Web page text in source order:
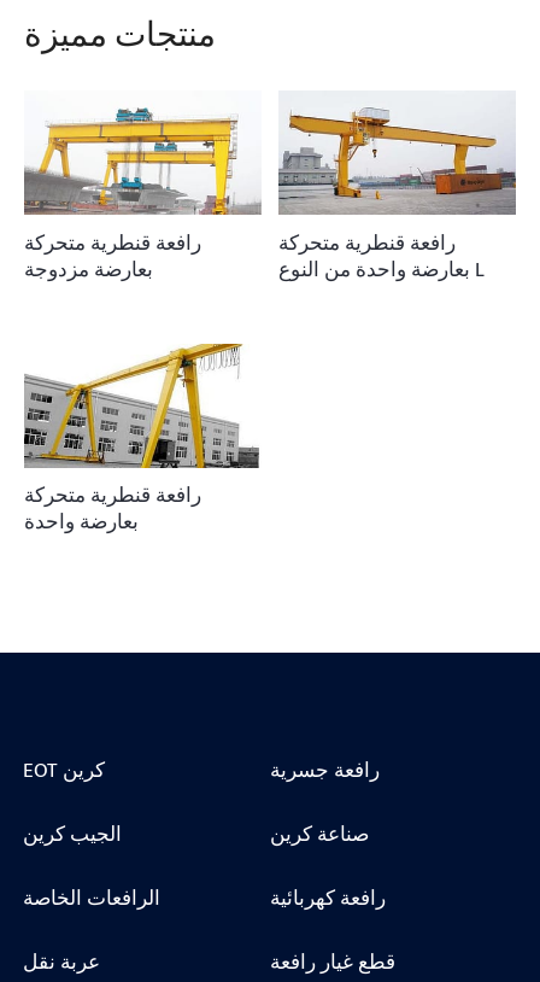
منتجات مميزة
رافعة قنطرية متحركة
بعارضة مزدوجة
رافعة قنطرية متحركة
بعارضة واحدة من النوع L
رافعة قنطرية متحركة
بعارضة واحدة
EOT كرين
رافعة جسرية
الجيب كرين
صناعة كرين
الرافعات الخاصة
رافعة كهربائية
عربة نقل
قطع غيار رافعة